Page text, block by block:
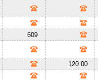
609
120.00